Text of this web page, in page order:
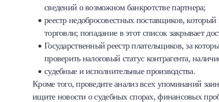
сведений о возможном банкротстве партнера;
реестр недобросовестных поставщиков,
торговли; попадание в этот список закрывает
Государственный реестр плательщиков, за
проверить налоговый статус контрагента,
судебные и исполнительные производства.
Кроме того, проведите анализ всех упоминаний
ищите новости о судебных спорах, финансовых